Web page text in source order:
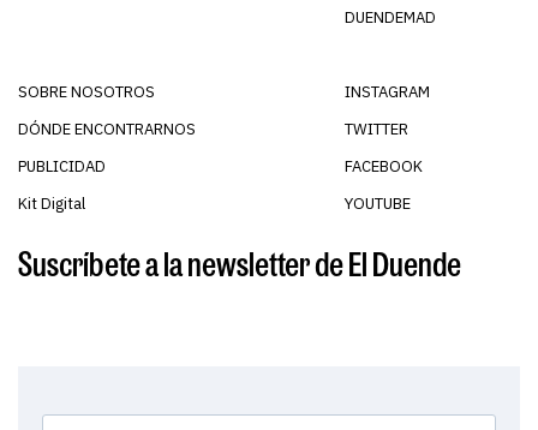
DUENDEMAD
SOBRE NOSOTROS
DÓNDE ENCONTRARNOS
PUBLICIDAD
Kit Digital
INSTAGRAM
TWITTER
FACEBOOK
YOUTUBE
Suscríbete a la newsletter de El Duende